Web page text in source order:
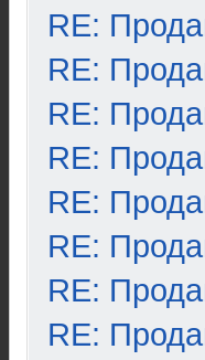
RE:
RE:
RE:
RE:
RE:
RE:
RE:
RE: